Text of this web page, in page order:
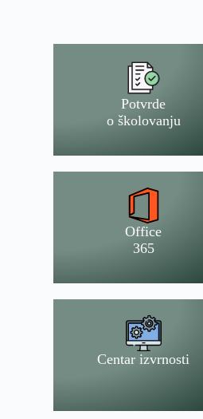
Potvrde
o školovanju
Office
365
Centar izvrnosti